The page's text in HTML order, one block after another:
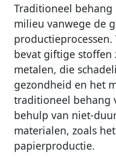
Traditioneel
milieu vanwege de
bevat giftige stoffen
metalen, die
gezondheid en het
traditioneel behang
behulp van niet-
materialen, zoals
papierproductie.